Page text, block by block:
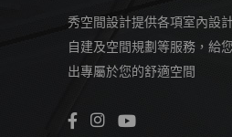
秀空間設計提供各項室內設
自建及空間規劃等服務，給
出專屬於您的舒適空間